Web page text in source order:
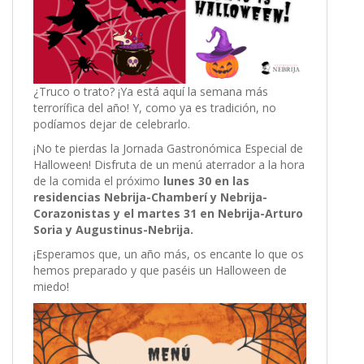
¿Truco o trato? ¡Ya está aquí la semana más
terrorífica del año! Y, como ya es tradición, no
podíamos dejar de celebrarlo.
¡No te pierdas la Jornada Gastronómica Especial de
Halloween! Disfruta de un menú aterrador a la hora
de la comida el próximo lunes 30 en las
residencias Nebrija-Chamberí y Nebrija-
Corazonistas y el martes 31 en Nebrija-Arturo
Soria y Augustinus-Nebrija.
¡Esperamos que, un año más, os encante lo que os
hemos preparado y que paséis un Halloween de
miedo!